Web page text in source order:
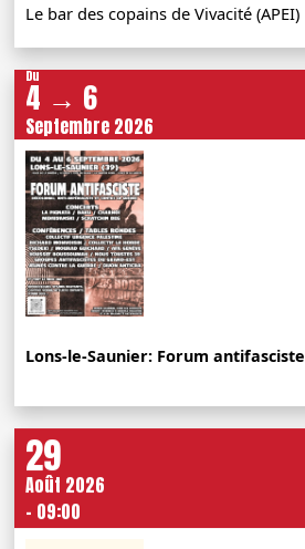
Le bar des copains de Vivacité (APEI)
Du
4 → 6
Septembre 2026
Lons-le-Saunier: Forum antifasciste
29
Août 2026
- 09:00